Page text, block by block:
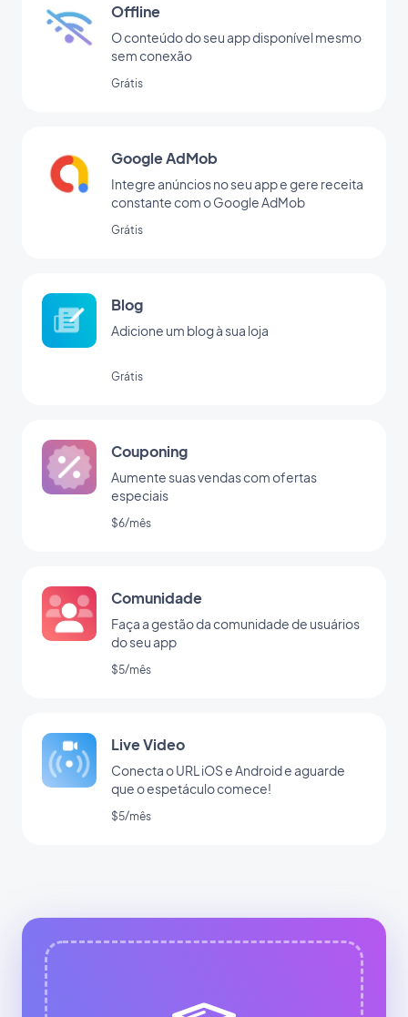
Offline
O conteúdo do seu app disponível mesmo
sem conexão
Grátis
Google AdMob
Integre anúncios no seu app e gere receita
constante com o Google AdMob
Grátis
Blog
Adicione um blog à sua loja
Grátis
Couponing
Aumente suas vendas com ofertas
especiais
$6/mês
Comunidade
Faça a gestão da comunidade de usuários
do seu app
$5/mês
Live Video
Conecta o URL iOS e Android e aguarde
que o espetáculo comece!
$5/mês